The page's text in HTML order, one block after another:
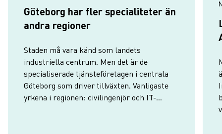
Göteborg har fler specialiteter än
andra regioner
Staden må vara känd som landets
industriella centrum. Men det är de
specialiserade tjänsteföretagen i centrala
Göteborg som driver tillväxten. Vanligaste
yrkena i regionen: civilingenjör och IT-